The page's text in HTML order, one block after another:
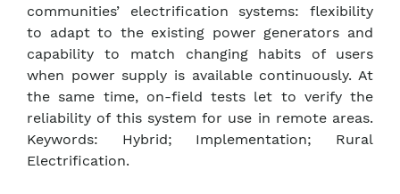
communities’ electrification systems: flexibility
to adapt to the existing power generators and
capability to match changing habits of users
when power supply is available continuously. At
the same time, on-field tests let to verify the
reliability of this system for use in remote areas.
Keywords: Hybrid; Implementation; Rural
Electrification.